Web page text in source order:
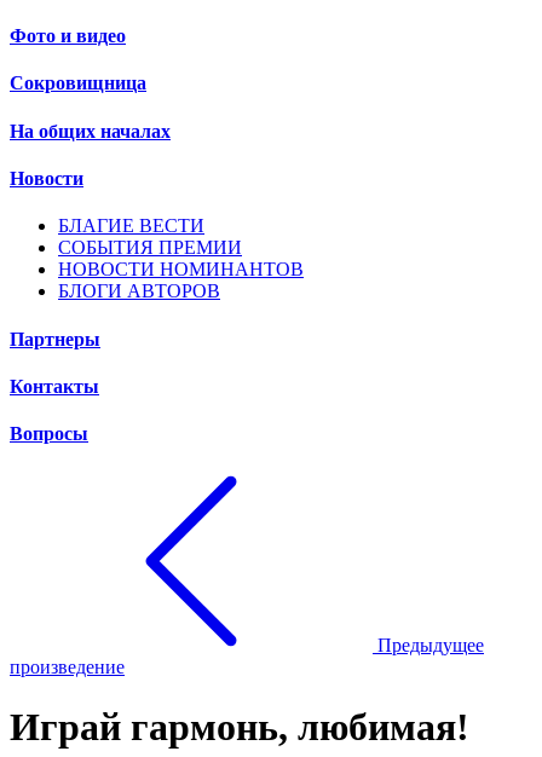
Фото и видео
Сокровищница
На общих началах
Новости
БЛАГИЕ ВЕСТИ
СОБЫТИЯ ПРЕМИИ
НОВОСТИ НОМИНАНТОВ
БЛОГИ АВТОРОВ
Партнеры
Контакты
Вопросы
Предыдущее
произведение
Играй гармонь, любимая!